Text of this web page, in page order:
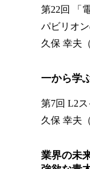
第22回 「
パビリオ
久保 幸夫
一から学
第7回 L2
久保 幸夫
業界の未